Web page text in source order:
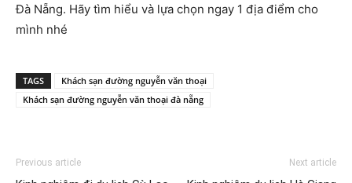
Đà Nẵng. Hãy tìm hiểu và lựa chọn ngay 1 địa điểm cho
mình nhé
TAGS
Khách sạn đường nguyễn văn thoại
Khách sạn đường nguyễn văn thoại đà nẵng
Previous article Next article